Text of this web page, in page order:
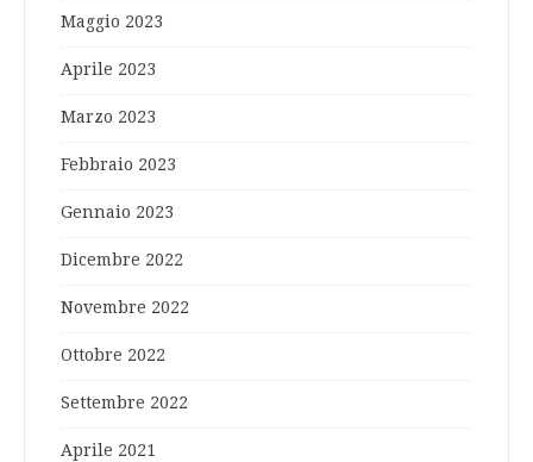
Maggio 2023
Aprile 2023
Marzo 2023
Febbraio 2023
Gennaio 2023
Dicembre 2022
Novembre 2022
Ottobre 2022
Settembre 2022
Aprile 2021